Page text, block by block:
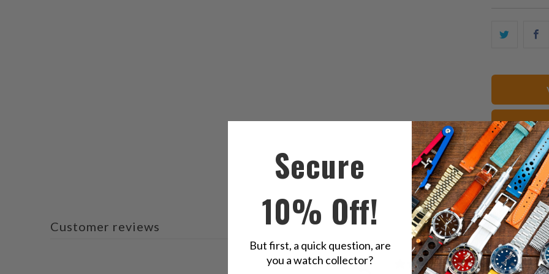
Condividi
Customer reviews
Secure
10% Off!
But first, a quick question, are
you a watch collector?